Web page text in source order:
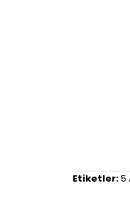
Etiketler:5